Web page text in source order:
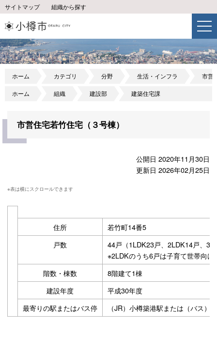
サイトマップ 組織から探す
ホーム カテゴリ 分野 生活・インフラ 市営
ホーム 組織 建設部 建築住宅課
市営住宅若竹住宅（３号棟）
公開日 2020年11月30日
更新日 2026年02月25日
住所
若竹町14番5
戸数
44戸（1LDK23戸、2LDK14戸、
※2LDKのうち6戸は子育て世帯向け
階数・棟数
8階建て1棟
建設年度
平成30年度
最寄りの駅またはバス停
（JR）小樽築港駅または（バス）